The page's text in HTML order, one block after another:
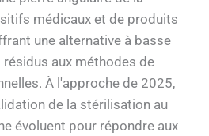
médicaux et de produits
une alternative à basse
aux méthodes de
À l'approche de 2025,
de la stérilisation au
évoluent pour répondre aux